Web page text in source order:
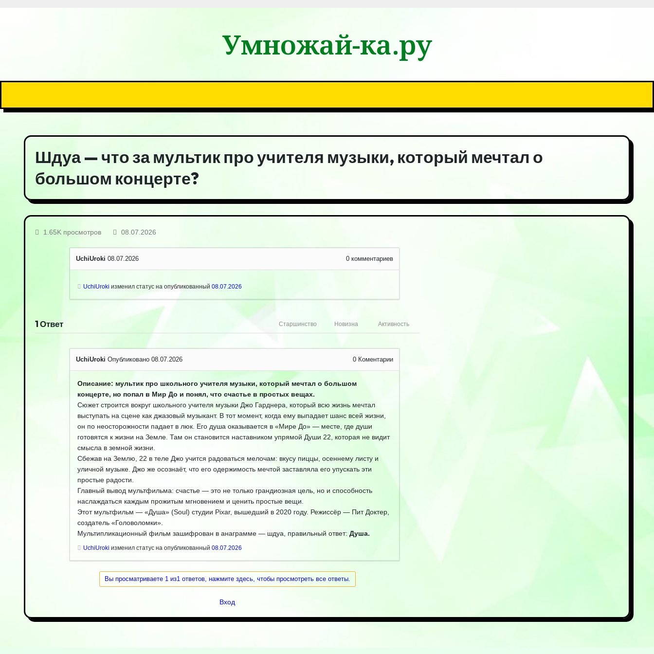
Умножай-ка.ру
Шдуа — что за мультик про учителя музыки, который мечтал о
большом концерте?
1.65K просмотров 08.07.2026
UchiUroki 08.07.2026 0 комментариев
UchiUroki изменил статус на опубликованный 08.07.2026
1Ответ Активность
Новизна
Старшинство
UchiUroki Опубликовано 08.07.2026 0 Коментарии
Описание: мультик про школьного учителя музыки, который мечтал о большом
концерте, но попал в Мир До и понял, что счастье в простых вещах.
Сюжет строится вокруг школьного учителя музыки Джо Гарднера, который всю жизнь мечтал
выступать на сцене как джазовый музыкант. В тот момент, когда ему выпадает шанс всей жизни,
он по неосторожности падает в люк. Его душа оказывается в «Мире До» — месте, где души
готовятся к жизни на Земле. Там он становится наставником упрямой Души 22, которая не видит
смысла в земной жизни.
Сбежав на Землю, 22 в теле Джо учится радоваться мелочам: вкусу пиццы, осеннему листу и
уличной музыке. Джо же осознаёт, что его одержимость мечтой заставляла его упускать эти
простые радости.
Главный вывод мультфильма: счастье — это не только грандиозная цель, но и способность
наслаждаться каждым прожитым мгновением и ценить простые вещи.
Этот мультфильм — «Душа» (Soul) студии Pixar, вышедший в 2020 году. Режиссёр — Пит Доктер,
создатель «Головоломки».
Мультипликационный фильм зашифрован в анаграмме — шдуа, правильный ответ: Душа.
UchiUroki изменил статус на опубликованный 08.07.2026
Вы просматриваете 1 из1 ответов, нажмите здесь, чтобы просмотреть все ответы.
Вход